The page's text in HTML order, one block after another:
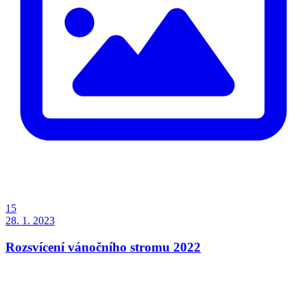
15
28. 1. 2023
Rozsvícení vánočního stromu 2022